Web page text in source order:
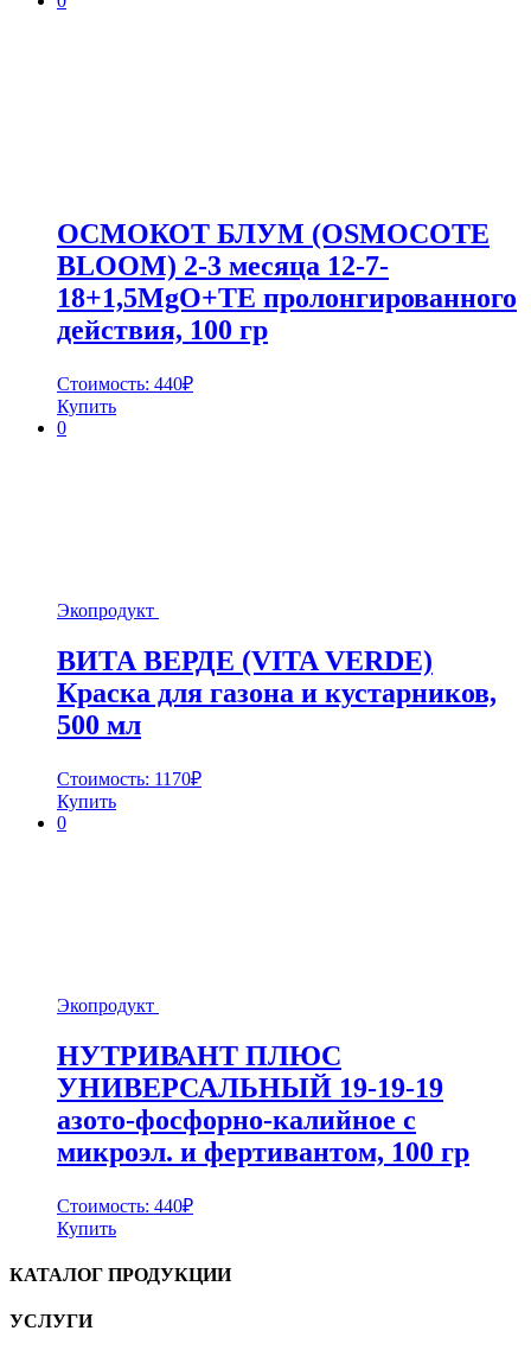
ОСМОКОТ БЛУМ (OSMOCOTE
BLOOM) 2-3 месяца 12-7-
18+1,5MgO+TE пролонгированного
действия, 100 гр
Стоимость: 440₽
Купить
0
Экопродукт
ВИТА ВЕРДЕ (VITA VERDE)
Краска для газона и кустарников,
500 мл
Стоимость: 1170₽
Купить
0
Экопродукт
НУТРИВАНТ ПЛЮС
УНИВЕРСАЛЬНЫЙ 19-19-19
азото-фосфорно-калийное с
микроэл. и фертивантом, 100 гр
Стоимость: 440₽
Купить
КАТАЛОГ ПРОДУКЦИИ
УСЛУГИ